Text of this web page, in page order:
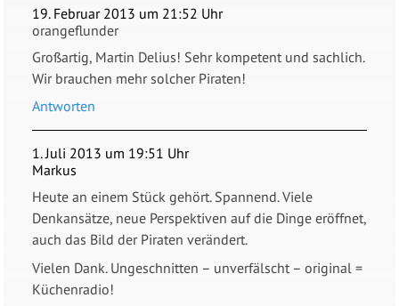
19. Februar 2013 um 21:52 Uhr
orangeflunder
Großartig, Martin Delius! Sehr kompetent und sachlich.
Wir brauchen mehr solcher Piraten!
Antworten
1. Juli 2013 um 19:51 Uhr
Markus
Heute an einem Stück gehört. Spannend. Viele
Denkansätze, neue Perspektiven auf die Dinge eröffnet,
auch das Bild der Piraten verändert.
Vielen Dank. Ungeschnitten – unverfälscht – original =
Küchenradio!